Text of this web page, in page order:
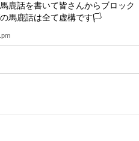
鹿話を書いて皆さんからブロック
馬鹿話は全て虚構です🏳️